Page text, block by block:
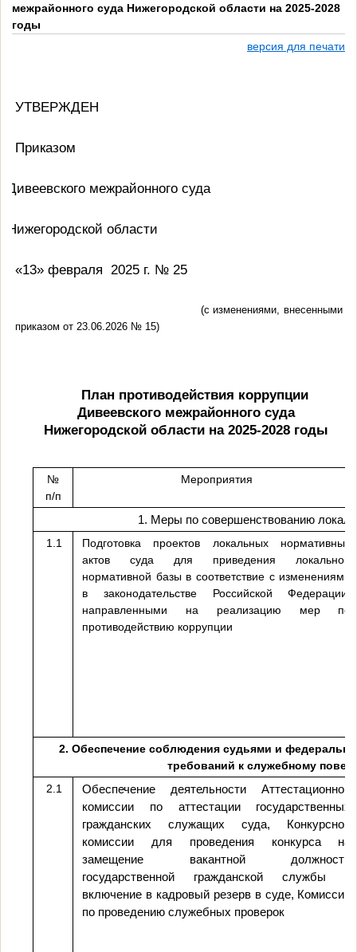
межрайонного суда Нижегородской области на 2025-2028
годы
версия для печати
УТВЕРЖДЕН
Приказом
Дивеевского межрайонного суда
Нижегородской области
«13» февраля 2025 г. № 25
(с изменениями, внесенными
приказом от 23.06.2026 № 15)
План противодействия коррупции
Дивеевского межрайонного суда
Нижегородской области на 2025-2028 годы
№
п/п
Мероприятия
1. Меры по совершенствованию
1.1
Подготовка проектов локальных нормативных
актов суда для приведения локальной
нормативной базы в соответствие с изменениями
в законодательстве Российской Федерации,
направленными на реализацию мер по
противодействию коррупции
2. Обеспечение соблюдения судьями и
требований к служебному
2.1
Обеспечение деятельности Аттестационной
комиссии по аттестации государственных
гражданских служащих суда, Конкурсной
комиссии для проведения конкурса на
замещение вакантной должности
государственной гражданской службы и
включение в кадровый резерв в суде, Комиссии
по проведению служебных проверок